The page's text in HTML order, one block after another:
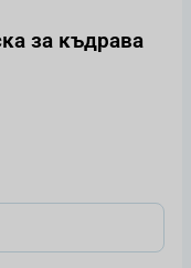
за къдрава